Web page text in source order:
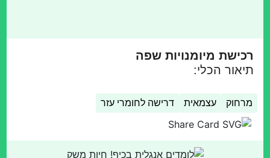
רכישת מיומנויות שפה
תיאור הכלי:
מרחוק עצמאית דרישה לחומרי עזר